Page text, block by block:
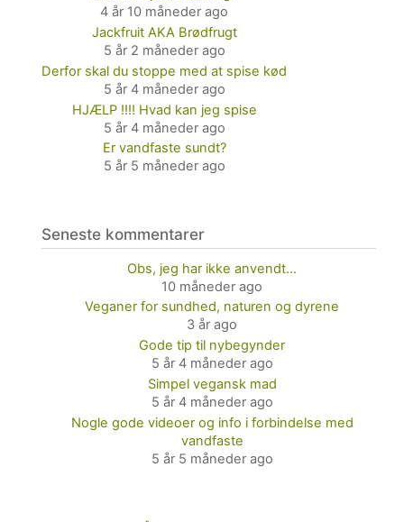
4 år 10 måneder ago
Jackfruit AKA Brødfrugt
5 år 2 måneder ago
Derfor skal du stoppe med at spise kød
5 år 4 måneder ago
HJÆLP !!!! Hvad kan jeg spise
5 år 4 måneder ago
Er vandfaste sundt?
5 år 5 måneder ago
Seneste kommentarer
Obs, jeg har ikke anvendt…
10 måneder ago
Veganer for sundhed, naturen og dyrene
3 år ago
Gode tip til nybegynder
5 år 4 måneder ago
Simpel vegansk mad
5 år 4 måneder ago
Nogle gode videoer og info i forbindelse med
vandfaste
5 år 5 måneder ago